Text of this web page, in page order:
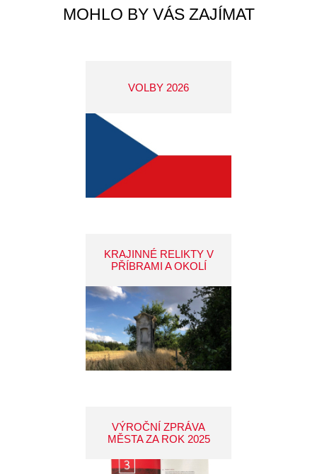
MOHLO BY VÁS ZAJÍMAT
VOLBY 2026
KRAJINNÉ RELIKTY V
PŘÍBRAMI A OKOLÍ
VÝROČNÍ ZPRÁVA
MĚSTA ZA ROK 2025